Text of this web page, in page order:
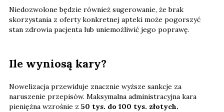
Niedozwolone będzie również sugerowanie, że brak
skorzystania z oferty konkretnej apteki może pogorszyć
stan zdrowia pacjenta lub uniemożliwić jego poprawę.
Ile wyniosą kary?
Nowelizacja przewiduje znacznie wyższe sankcje za
naruszenie przepisów. Maksymalna administracyjna kara
pieniężna wzrośnie z 50 tys. do 100 tys. złotych.